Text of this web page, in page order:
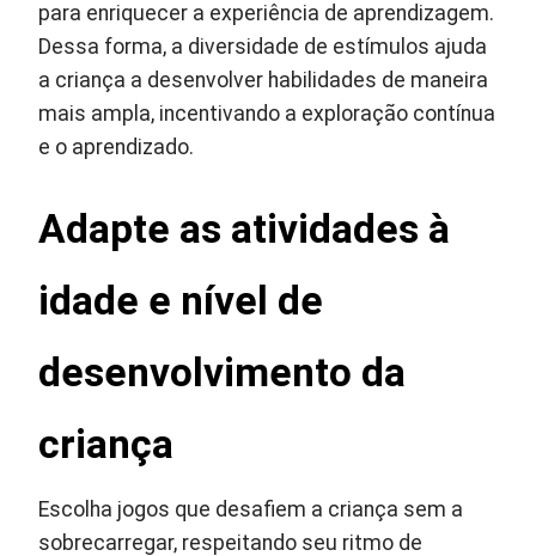
para enriquecer a experiência de aprendizagem.
Dessa forma, a diversidade de estímulos ajuda
a criança a desenvolver habilidades de maneira
mais ampla, incentivando a exploração contínua
e o aprendizado.
Adapte as atividades à
idade e nível de
desenvolvimento da
criança
Escolha jogos que desafiem a criança sem a
sobrecarregar, respeitando seu ritmo de